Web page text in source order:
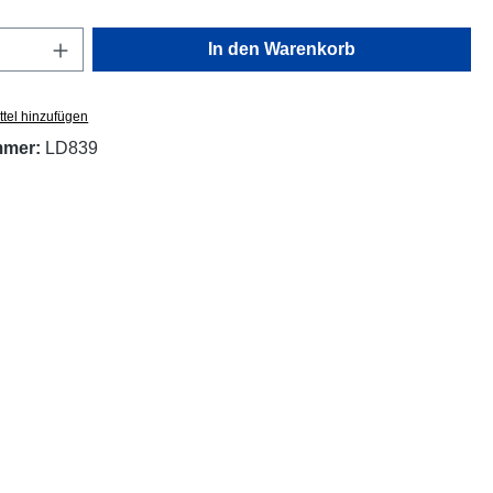
Anzahl: Gib den gewünschten Wert ein
In den Warenkorb
hinzufügen
LD839